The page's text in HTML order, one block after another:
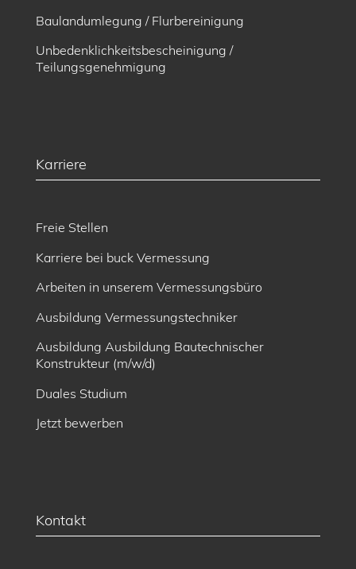
Baulandumlegung / Flurbereinigung
Unbedenklichkeitsbescheinigung /
Teilungsgenehmigung
Karriere
Freie Stellen
Karriere bei buck Vermessung
Arbeiten in unserem Vermessungsbüro
Ausbildung Vermessungstechniker
Ausbildung Ausbildung Bautechnischer
Konstrukteur (m/w/d)
Duales Studium
Jetzt bewerben
Kontakt